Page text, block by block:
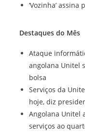
‘Vozinha’ assina
Destaques do Mês
Ataque
angolana Unitel
bolsa
Serviços da
hoje, diz
Angolana Unitel
serviços ao